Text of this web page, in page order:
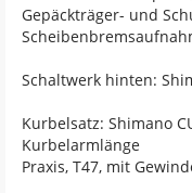
Gepäckträger- und
Schaltwerk hinten:
Kurbelsatz: Shimano
Kurbelarmlänge
Praxis, T47, mit